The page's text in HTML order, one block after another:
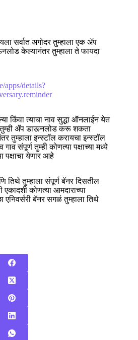
सर्वात अगोदर तुम्हाला एक ॲप
केल्यानंतर तुम्हाला ते फायदा
apps/details?
किंवा त्याचा नाव सुद्धा ऑनलाईन येत
ॲप डाऊनलोड करू शकता
इन्स्टॉल करायचा इन्स्टॉल
संपूर्ण तुम्ही कोणत्या पक्षाच्या मध्ये
पक्षाचा येणार आहे
तिथे तुम्हाला संपूर्ण बॅनर दिसतील
कोणत्या आमदाराच्या
एनिवर्सरी बॅनर सगळं तुम्हाला तिथे